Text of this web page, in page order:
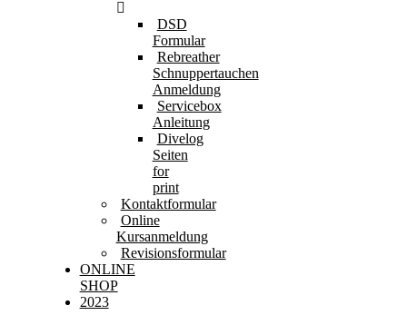
DSD
Formular
Rebreather
Schnuppertauchen
Anmeldung
Servicebox
Anleitung
Divelog
Seiten
for
print
Kontaktformular
Online
Kursanmeldung
Revisionsformular
ONLINE
SHOP
2023